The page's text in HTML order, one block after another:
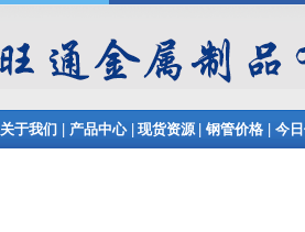
关于我们 | 产品中心| 现货资源 | 钢管价格 | 今